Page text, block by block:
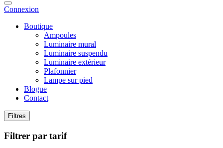
Connexion
Boutique
Ampoules
Luminaire mural
Luminaire suspendu
Luminaire extérieur
Plafonnier
Lampe sur pied
Blogue
Contact
Filtres
Filtrer par tarif